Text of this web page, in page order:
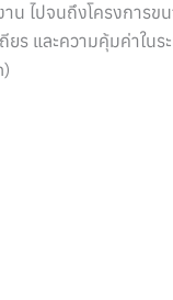
น ไปจนถึงโครงการข
ยร และความคุ้มค่าใน